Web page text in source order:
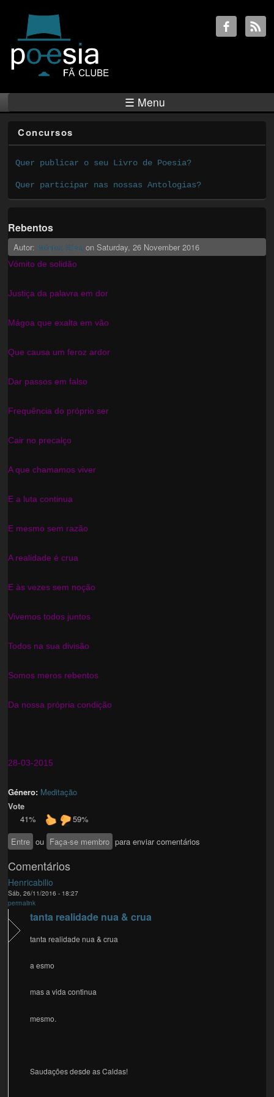
☰ Menu
Concursos
Quer publicar o seu Livro de Poesia?
Quer participar nas nossas Antologias?
Rebentos
Autor: Mónica Silva on Saturday, 26 November 2016
Vómito de solidão
Justiça da palavra em dor
Mágoa que exalta em vão
Que causa um feroz ardor
Dar passos em falso
Frequência do próprio ser
Cair no precalço
A que chamamos viver
E a luta continua
E mesmo sem razão
A realidade é crua
E às vezes sem noção
Vivemos todos juntos
Todos na sua divisão
Somos meros rebentos
Da nossa própria condição
28-03-2015
Género: Meditação
Vote
41%
59%
Entre ou Faça-se membro para enviar comentários
Comentários
Henricabilio
Sáb, 26/11/2016 - 18:27
permalink
tanta realidade nua & crua
tanta realidade nua & crua
a esmo
mas a vida continua
mesmo.
Saudações desde as Caldas!